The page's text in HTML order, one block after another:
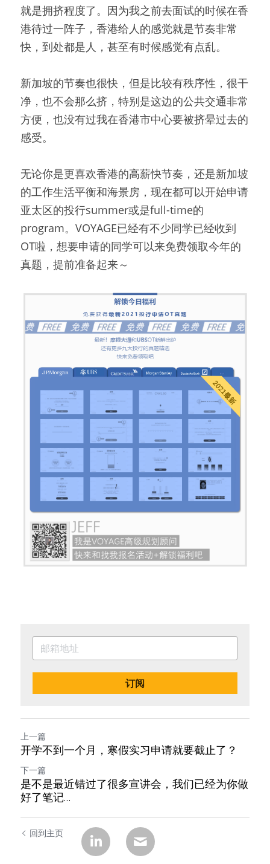
就是拥挤程度了。因为我之前去面试的时候在香
港待过一阵子，香港给人的感觉就是节奏非常
快，到处都是人，甚至有时候感觉有点乱。
新加坡的节奏也很快，但是比较有秩序性，很干
净，也不会那么挤，特别是这边的公共交通非常
方便，也没有过我在香港市中心要被挤晕过去的
感受。
无论你是更喜欢香港的高薪快节奏，还是新加坡
的工作生活平衡和海景房，现在都可以开始申请
亚太区的投行summer或是full-time的
program。VOYAGE已经有不少同学已经收到
OT啦，想要申请的同学可以来免费领取今年的
真题，提前准备起来～
订阅
上一篇
开学不到一个月，寒假实习申请就要截止了？
下一篇
是不是最近错过了很多宣讲会，我们已经为你做
好了笔记…
回到主页